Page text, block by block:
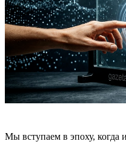
Мы вступаем в эпоху, когда